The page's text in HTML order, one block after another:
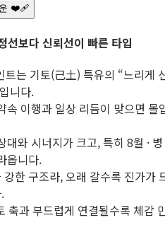
❤️‍🩹
선보다 신뢰선이 빠른 타입
는 기토(己土) 특유의 “느리게
니다.
속 이행과 일상 리듬이 맞으면 몰
와 시너지가 크고, 특히 8월 · 병
옵니다.
한 구조라, 오래 갈수록 진가가
축과 부드럽게 연결될수록 체감